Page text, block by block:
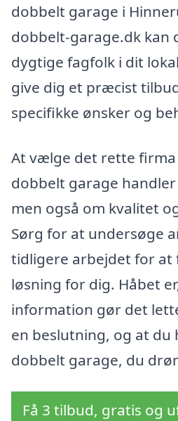
dobbelt garage i
dobbelt-garage.dk kan
dygtige fagfolk i dit
give dig et præcist
specifikke ønsker og
At vælge det rette
dobbelt garage
men også om kvalitet
Sørg for at undersøge
tidligere arbejdet for at
løsning for dig. Håbet
information gør det
en beslutning, og at du
dobbelt garage, du
Få 3 tilbud, gratis og